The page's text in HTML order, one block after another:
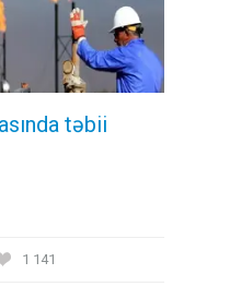
təbii
1 141